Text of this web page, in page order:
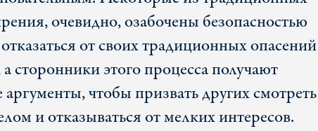
очевидно, озабочены безопасностью
от своих традиционных опасений
сторонники этого процесса получают
чтобы призвать других смотреть
и отказываться от мелких интересов.